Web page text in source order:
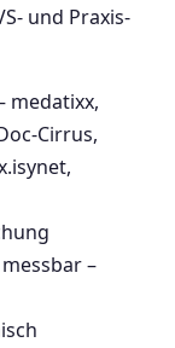
und Praxis-
medatixx,
Cirrus,
–